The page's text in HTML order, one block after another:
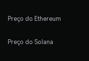
Preço do Ethereum
Preço do Solana